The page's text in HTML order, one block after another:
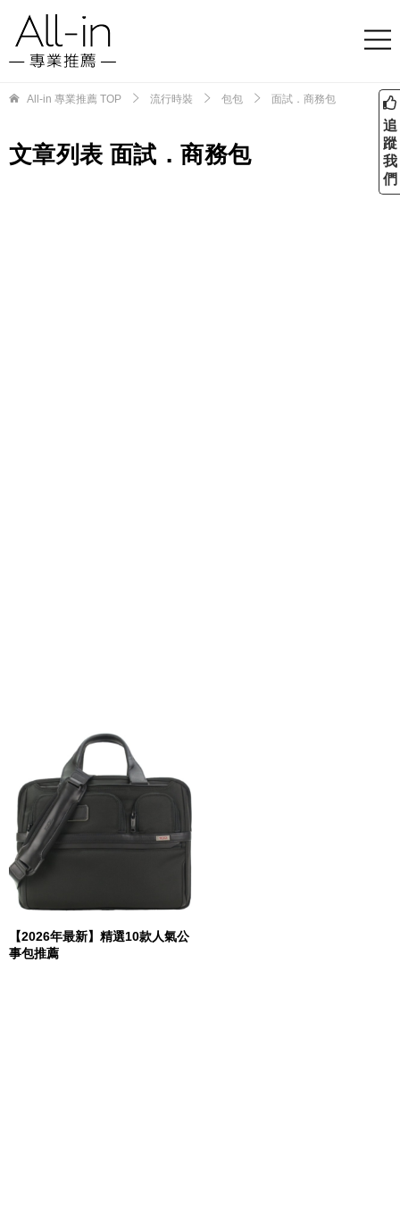
All-in 專業推薦 TOP 流行時裝 包包 面試．商務包
文章列表 面試．商務包
【2026年最新】精選10款人氣公
事包推薦
追
蹤
我
們